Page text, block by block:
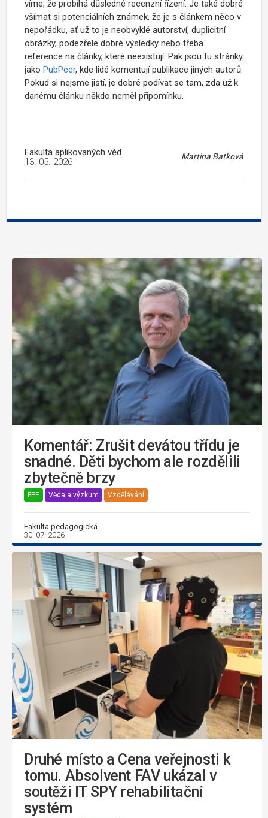
víme, že probíhá důsledné recenzní řízení. Je také dobré
všímat si potenciálních známek, že je s článkem něco v
nepořádku, ať už to je neobvyklé autorství, duplicitní
obrázky, podezřele dobré výsledky nebo třeba
reference na články, které neexistují. Pak jsou tu stránky
jako PubPeer, kde lidé komentují publikace jiných autorů.
Pokud si nejsme jistí, je dobré podívat se tam, zda už k
danému článku někdo neměl připomínku.
Fakulta aplikovaných věd Martina Batková
13. 05. 2026
Komentář: Zrušit devátou třídu je
snadné. Děti bychom ale rozdělili
zbytečně brzy
FPE Věda a výzkum Vzdělávání
Fakulta pedagogická
30. 07. 2026
Druhé místo a Cena veřejnosti k
tomu. Absolvent FAV ukázal v
soutěži IT SPY rehabilitační
systém